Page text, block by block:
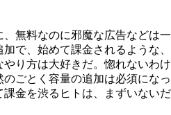
無料なのに邪魔な広告などは一
で、始めて課金されるような、
り方は大好きだ。惚れないわけ
ごとく容量の追加は必須になっ
金を渋るヒトは、まずいないだ